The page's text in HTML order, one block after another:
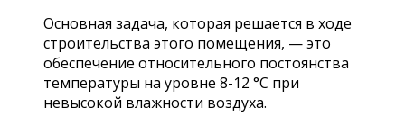
Основная задача, которая решается в ходе
строительства этого помещения, — это
обеспечение относительного постоянства
температуры на уровне 8-12 °C при
невысокой влажности воздуха.